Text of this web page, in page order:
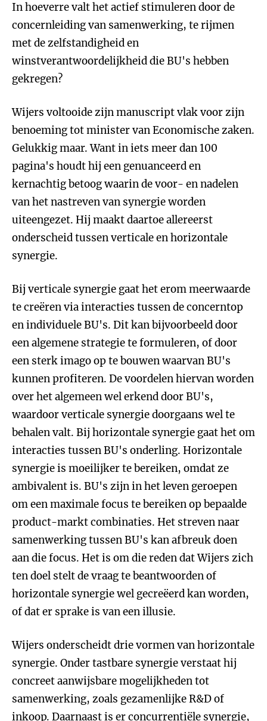
In hoeverre valt het actief stimuleren door de
concernleiding van samenwerking, te rijmen
met de zelfstandigheid en
winstverantwoordelijkheid die BU's hebben
gekregen?
Wijers voltooide zijn manuscript vlak voor zijn
benoeming tot minister van Economische zaken.
Gelukkig maar. Want in iets meer dan 100
pagina's houdt hij een genuanceerd en
kernachtig betoog waarin de voor- en nadelen
van het nastreven van synergie worden
uiteengezet. Hij maakt daartoe allereerst
onderscheid tussen verticale en horizontale
synergie.
Bij verticale synergie gaat het erom meerwaarde
te creëren via interacties tussen de concerntop
en individuele BU's. Dit kan bijvoorbeeld door
een algemene strategie te formuleren, of door
een sterk imago op te bouwen waarvan BU's
kunnen profiteren. De voordelen hiervan worden
over het algemeen wel erkend door BU's,
waardoor verticale synergie doorgaans wel te
behalen valt. Bij horizontale synergie gaat het om
interacties tussen BU's onderling. Horizontale
synergie is moeilijker te bereiken, omdat ze
ambivalent is. BU's zijn in het leven geroepen
om een maximale focus te bereiken op bepaalde
product-markt combinaties. Het streven naar
samenwerking tussen BU's kan afbreuk doen
aan die focus. Het is om die reden dat Wijers zich
ten doel stelt de vraag te beantwoorden of
horizontale synergie wel gecreëerd kan worden,
of dat er sprake is van een illusie.
Wijers onderscheidt drie vormen van horizontale
synergie. Onder tastbare synergie verstaat hij
concreet aanwijsbare mogelijkheden tot
samenwerking, zoals gezamenlijke R&D of
inkoop. Daarnaast is er concurrentiële synergie,